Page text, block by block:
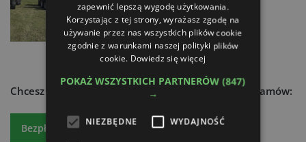
25.11.2022
Chcesz dowiedzieć się więcej? Czytaj atr express - zamów:
Bezpłatny egzemplarz Prenumeratę
zapewnić lepszą wygodę użytkowania.
Korzystając z tej strony, wyrażasz zgodę na
używanie przez nas wszystkich plików cookie
zgodnie z warunkami naszej polityki plików
cookie. Dowiedz się więcej
POKAŻ WSZYSTKICH PARTNERÓW(847)
→
NIEZBĘDNE WYDAJNOŚĆ